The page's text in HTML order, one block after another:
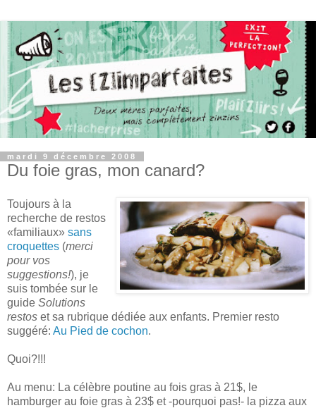
mardi 9 décembre 2008
Du foie gras, mon canard?
Toujours à la
recherche de restos
«familiaux» sans
croquettes (merci
pour vos
suggestions!), je
suis tombée sur le
guide Solutions
restos et sa rubrique dédiée aux enfants. Premier resto
suggéré: Au Pied de cochon.
Quoi?!!!
Au menu: La célèbre poutine au fois gras à 21$, le
hamburger au foie gras à 23$ et -pourquoi pas!- la pizza aux